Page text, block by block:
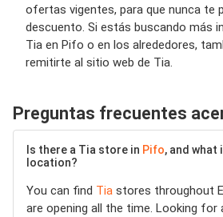
ofertas vigentes, para que nunca te
descuento. Si estás buscando más
Tia en Pifo o en los alrededores,
remitirte al sitio web de Tia.
Preguntas frecuentes
Is there a Tia store in Pifo, and what
location?
You can find Tia stores throughout
are opening all the time. Looking for